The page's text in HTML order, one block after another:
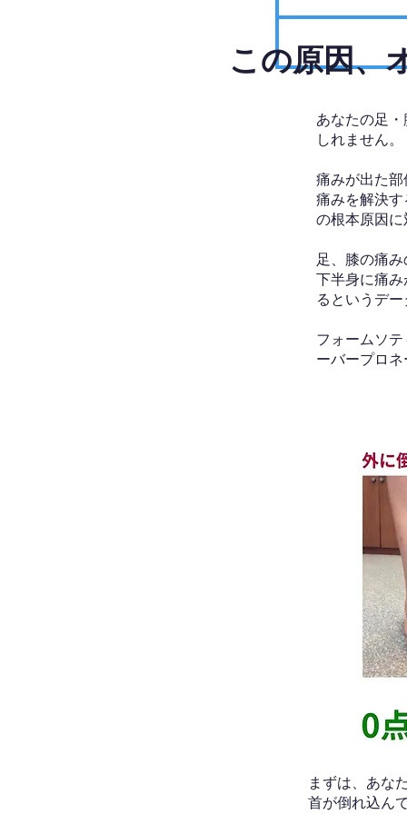
この原因、
あなたの足
しれません。
痛みが出た
痛みを解決
の根本原因
足、膝の痛
下半身に痛
るというデ
フォームソ
ーバープロ
まずは、あな
首が倒れ込ん